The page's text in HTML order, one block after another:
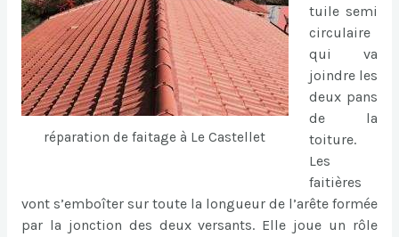
réparation de faitage à Le Castellet
tuile semi
circulaire
qui va
joindre les
deux pans
de la
toiture.
Les
faitières
vont s’emboîter sur toute la longueur de l’arête formée
par la jonction des deux versants. Elle joue un rôle